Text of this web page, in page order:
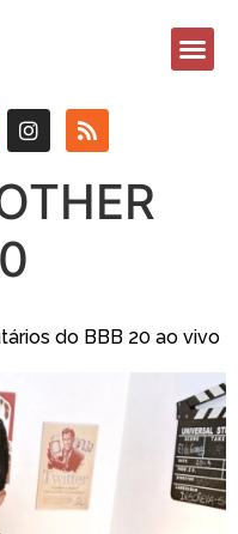
do BBB 20 ao vivo